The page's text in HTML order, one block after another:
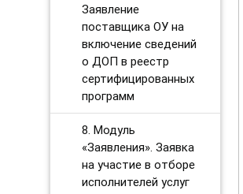
Заявление
поставщика ОУ на
включение сведений
о ДОП в реестр
сертифицированных
программ
8. Модуль
«Заявления». Заявка
на участие в отборе
исполнителей услуг